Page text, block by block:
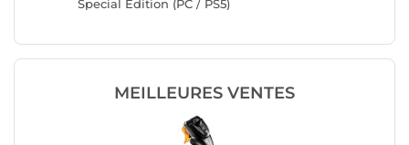
Special Edition (PC / PS5)
MEILLEURES VENTES